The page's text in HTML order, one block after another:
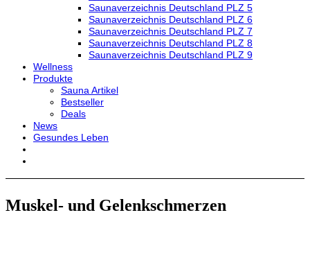
Saunaverzeichnis Deutschland PLZ 5
Saunaverzeichnis Deutschland PLZ 6
Saunaverzeichnis Deutschland PLZ 7
Saunaverzeichnis Deutschland PLZ 8
Saunaverzeichnis Deutschland PLZ 9
Wellness
Produkte
Sauna Artikel
Bestseller
Deals
News
Gesundes Leben
Muskel- und Gelenkschmerzen